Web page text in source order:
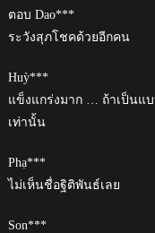
ตอบ Dao***
ระวังสุภโชคด้วยอีกคน
Huỳ***
แข็งแกร่งมาก … ถ้าเป็นแ
เท่านั้น
Phạ***
ไม่เห็นชื่อฐิติพันธ์เลย
Son***